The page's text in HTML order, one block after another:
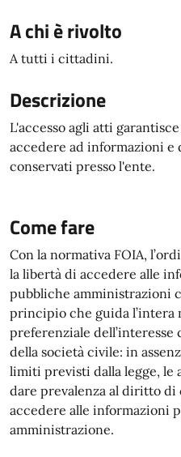
A chi è rivolto
A tutti i cittadini.
Descrizione
L'accesso agli atti
accedere ad informazioni
conservati presso l'ente.
Come fare
Con la normativa FOIA,
la libertà di accedere alle
pubbliche amministrazioni
principio che guida l’intera
preferenziale
della società civile: in
limiti previsti dalla legge, le
dare prevalenza al diritto
accedere alle informazioni
amministrazione.